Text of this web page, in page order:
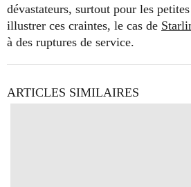
dévastateurs, surtout pour les
illustrer ces craintes, le cas de
à des ruptures de service.
ARTICLES SIMILAIRES